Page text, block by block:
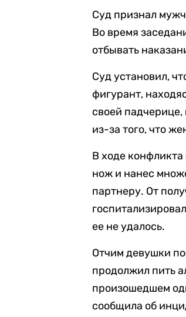
Суд признал
Во время
отбывать
Суд установил,
фигурант,
своей
из-за того, что
В ходе
нож и нанес
партнеру. От
ее не удалось.
Отчим девушки
продолжил пить
произошедшем
сообщила об